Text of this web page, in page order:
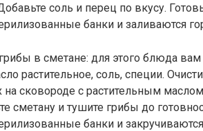
соль и перец по вкусу.
банки и заливаются
в сметане: для этого блюда вам
растительное, соль, специи.
на сковороде с растительным
сметану и тушите грибы до
банки и